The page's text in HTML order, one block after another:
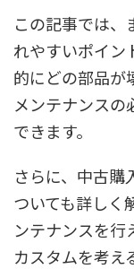
この記事では、
れやすいポイン
的にどの部品が
メンテナンス
できます。
さらに、中古購
ついても詳しく
ンテナンスを行
カスタムを考え